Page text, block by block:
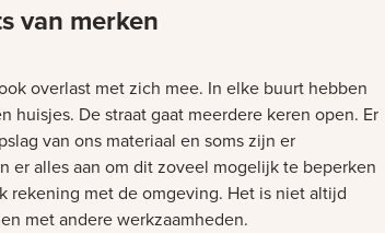
van merken
overlast met zich mee. In elke buurt hebben
huisjes. De straat gaat meerdere keren open. Er
van ons materiaal en soms zijn er
er alles aan om dit zoveel mogelijk te beperken
rekening met de omgeving. Het is niet altijd
met andere werkzaamheden.